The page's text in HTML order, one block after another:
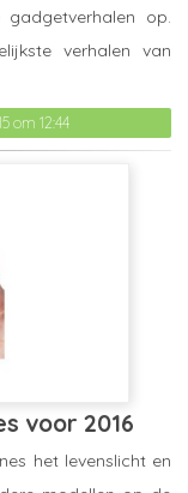
om 12:44
op.
verhalen van
voor 2016
het levenslicht en